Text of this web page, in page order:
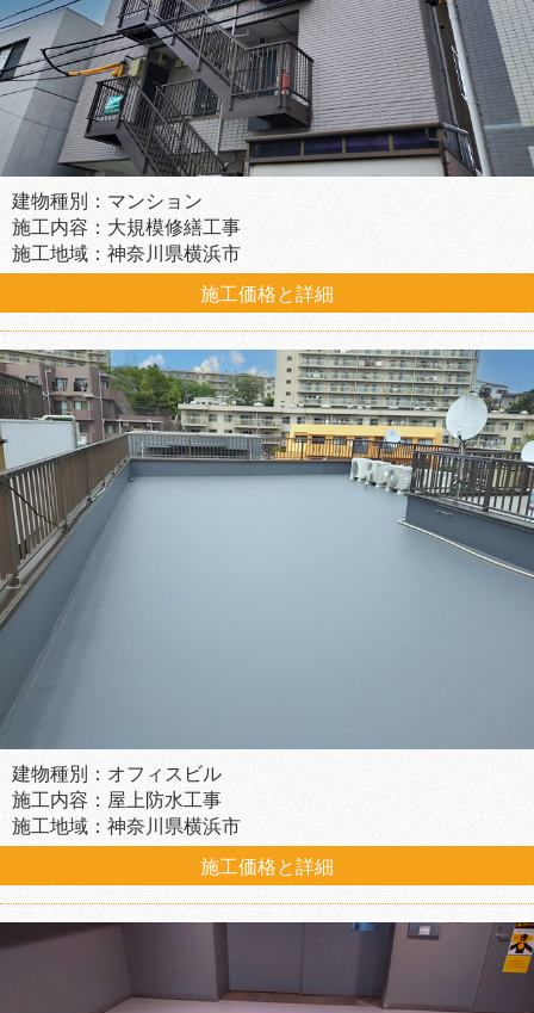
建物種別：マンション
施工内容：大規模修繕工事
施工地域：神奈川県横浜市
施工価格と詳細
建物種別：オフィスビル
施工内容：屋上防水工事
施工地域：神奈川県横浜市
施工価格と詳細